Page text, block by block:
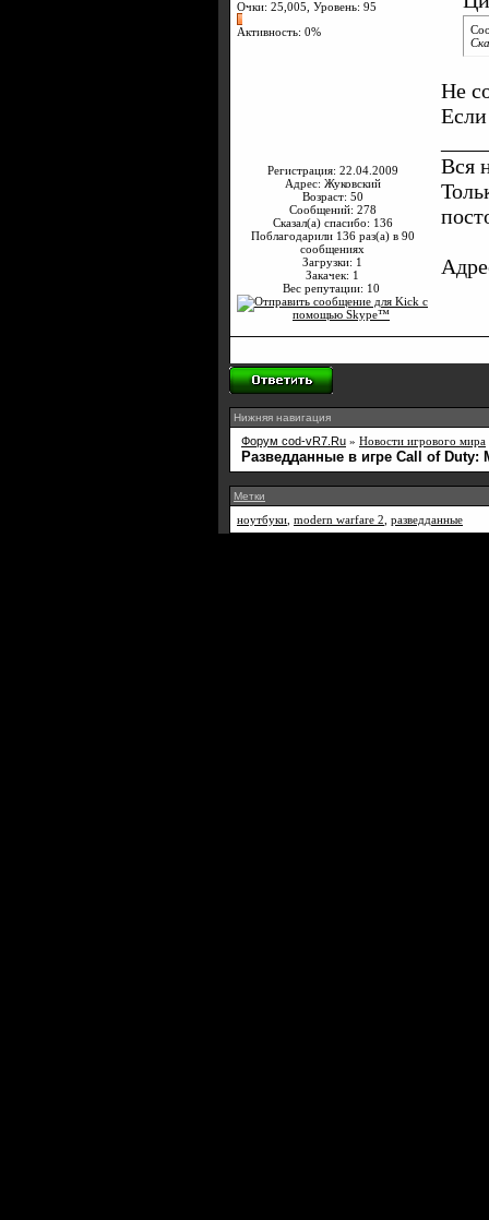
Очки: 25,005, Уровень: 95
Активность: 0%
Регистрация: 22.04.2009
Адрес: Жуковский
Возраст: 50
Сообщений: 278
Сказал(а) спасибо: 136
Поблагодарили 136 раз(а) в 90
сообщениях
Загрузки: 1
Закачек: 1
Вес репутации: 10
Не
Вся
Нижняя навигация
Форум cod-vR7.Ru » Новости игрового мира
Разведданные в игре Call of Duty:
Метки
ноутбуки modern warfare 2 разведданные